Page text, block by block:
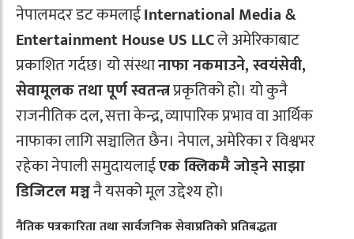
नेपालमदर डट कमलाईInternational Media &
Entertainment House US LLCले अमेरिकाबाट
प्रकाशित गर्दछ। यो संस्थानाफा नकमाउने, स्वयंसेवी,
सेवामूलक तथा पूर्ण स्वतन्त्रप्रकृतिको हो। यो कुनै
राजनीतिक दल, सत्ता केन्द्र, व्यापारिक प्रभाव वा आर्थिक
नाफाका लागि सञ्चालित छैन। नेपाल, अमेरिका र विश्वभर
रहेका नेपाली समुदायलाईएक क्लिकमै जोड्ने साझा
डिजिटल मञ्चनै यसको मूल उद्देश्य हो।
नैतिक पत्रकारिता तथा सार्वजनिक सेवाप्रतिको प्रतिबद्धता